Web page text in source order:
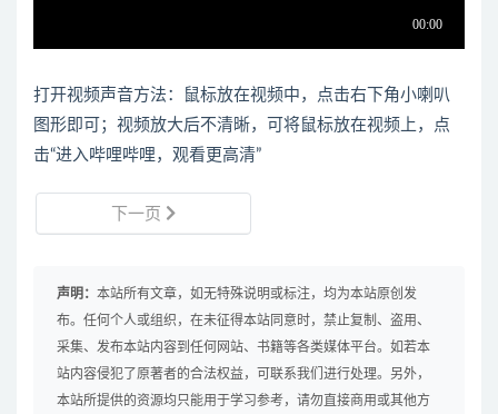
打开视频声音方法：鼠标放在视频中，点击右下角小喇叭
图形即可；视频放大后不清晰，可将鼠标放在视频上，点
击“进入哔哩哔哩，观看更高清”
下一页
声明： 本站所有文章，如无特殊说明或标注，均为本站原创发
布。任何个人或组织，在未征得本站同意时，禁止复制、盗用、
采集、发布本站内容到任何网站、书籍等各类媒体平台。如若本
站内容侵犯了原著者的合法权益，可联系我们进行处理。另外，
本站所提供的资源均只能用于学习参考，请勿直接商用或其他方